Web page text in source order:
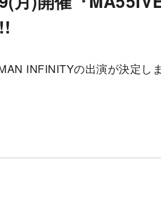
INFINITYの出演が決定し